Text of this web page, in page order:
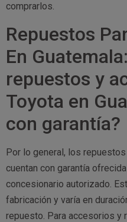
comprarlos.
Repuestos
En
repuestos y
Toyota en
con garantía?
Por lo general, los
cuentan con garantía
concesionario autorizado.
fabricación y varía en
repuesto. Para accesorios y